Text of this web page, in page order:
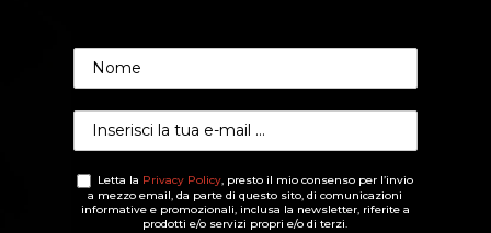
Letta la Privacy Policy, presto il mio consenso per l’invio
a mezzo email, da parte di questo sito, di comunicazioni
informative e promozionali, inclusa la newsletter, riferite a
prodotti e/o servizi propri e/o di terzi.